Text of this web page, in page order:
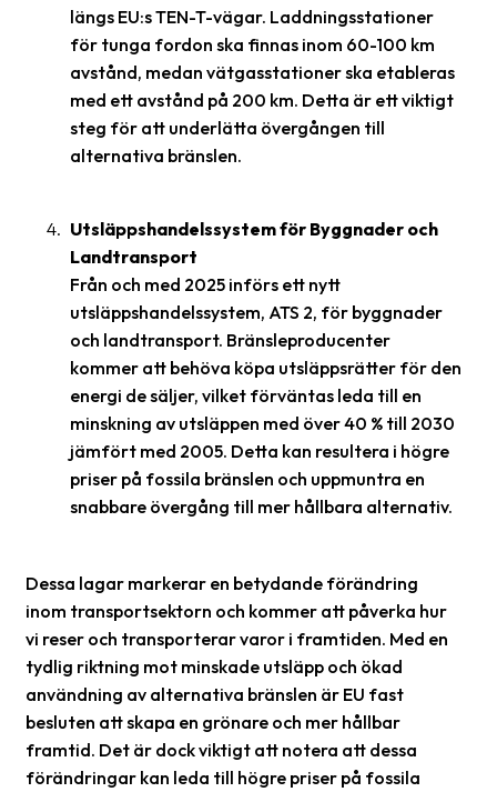
längs EU:s TEN-T-vägar. Laddningsstationer
för tunga fordon ska finnas inom 60-100 km
avstånd, medan vätgasstationer ska etableras
med ett avstånd på 200 km. Detta är ett viktigt
steg för att underlätta övergången till
alternativa bränslen.
Utsläppshandelssystem för Byggnader och
Landtransport
Från och med 2025 införs ett nytt
utsläppshandelssystem, ATS 2, för byggnader
och landtransport. Bränsleproducenter
kommer att behöva köpa utsläppsrätter för den
energi de säljer, vilket förväntas leda till en
minskning av utsläppen med över 40 % till 2030
jämfört med 2005. Detta kan resultera i högre
priser på fossila bränslen och uppmuntra en
snabbare övergång till mer hållbara alternativ.
Dessa lagar markerar en betydande förändring
inom transportsektorn och kommer att påverka hur
vi reser och transporterar varor i framtiden. Med en
tydlig riktning mot minskade utsläpp och ökad
användning av alternativa bränslen är EU fast
besluten att skapa en grönare och mer hållbar
framtid. Det är dock viktigt att notera att dessa
förändringar kan leda till högre priser på fossila